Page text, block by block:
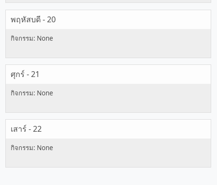
พฤหัสบดี - 20
ศุกร์ - 21
เสาร์ - 22